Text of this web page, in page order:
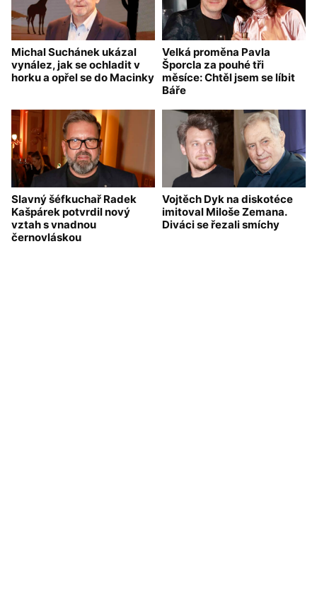
Michal Suchánek ukázal
vynález, jak se ochladit v
horku a opřel se do Macinky
Velká proměna Pavla
Šporcla za pouhé tři
měsíce: Chtěl jsem se líbit
Báře
Slavný šéfkuchař Radek
Kašpárek potvrdil nový
vztah s vnadnou
černovláskou
Vojtěch Dyk na diskotéce
imitoval Miloše Zemana.
Diváci se řezali smíchy